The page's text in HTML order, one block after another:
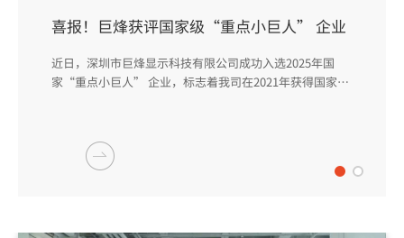
喜报！巨烽获评国家级“重点小巨人” 企业
近日，深圳市巨烽显示科技有限公司成功入选2025年国
家“重点小巨人” 企业，标志着我司在2021年获得国家
全国专精特新中小企业数量超14万家，专精特新小巨人企
业数量约1.46万家，截止2025年9月，全国重点小巨人企业
数量约2300家）。